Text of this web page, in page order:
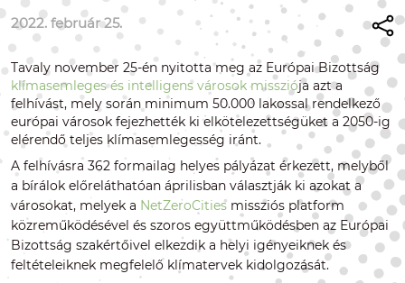
2022. február 25.
Tavaly november 25-én nyitotta meg az Európai Bizottság
klímasemleges és intelligens városok missziója azt a
felhívást, mely során minimum 50.000 lakossal rendelkező
európai városok fejezhették ki elkötelezettségüket a 2050-ig
elérendő teljes klímasemlegesség iránt.
A felhívásra 362 formailag helyes pályázat érkezett, melyből
a bírálok előreláthatóan áprilisban választják ki azokat a
városokat, melyek a NetZeroCities missziós platform
közreműködésével és szoros együttműködésben az Európai
Bizottság szakértőivel elkezdik a helyi igényeiknek és
feltételeiknek megfelelő klímatervek kidolgozását.